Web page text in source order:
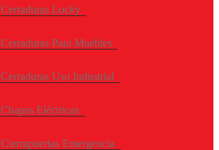
Cerraduras Locky
Cerraduras Para Muebles
Cerraduras Uso Industrial
Chapas Eléctricas
Cierrapuertas Emergencia